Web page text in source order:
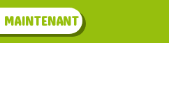
MAINTENANT